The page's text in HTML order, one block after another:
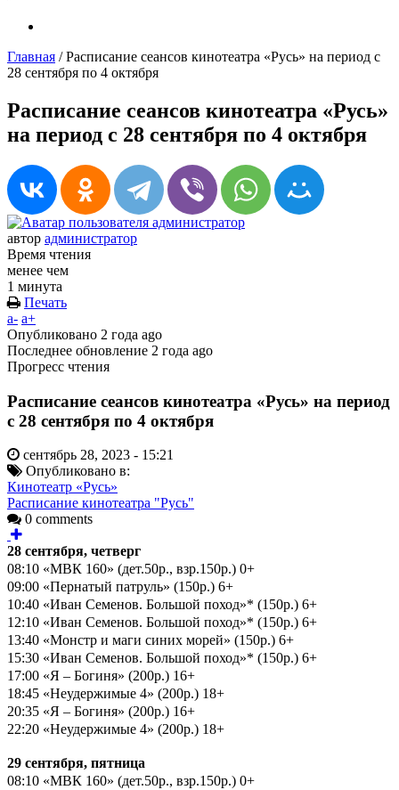
Главная /Расписание сеансов кинотеатра «Русь» на период с
28 сентября по 4 октября
Расписание сеансов кинотеатра «Русь»
на период с 28 сентября по 4 октября
автор администратор
Время чтения
менее чем
1 минута
Печать
a- a+
Опубликовано 2 года ago
Последнее обновление 2 года ago
Прогресс чтения
Расписание сеансов кинотеатра «Русь» на период
с 28 сентября по 4 октября
сентябрь 28, 2023 - 15:21
Опубликовано в:
Кинотеатр «Русь»
Расписание кинотеатра "Русь"
0 comments
28 сентября, четверг
08:10 «МВК 160» (дет.50р., взр.150р.) 0+
09:00 «Пернатый патруль» (150р.) 6+
10:40 «Иван Семенов. Большой поход»* (150р.) 6+
12:10 «Иван Семенов. Большой поход»* (150р.) 6+
13:40 «Монстр и маги синих морей» (150р.) 6+
15:30 «Иван Семенов. Большой поход»* (150р.) 6+
17:00 «Я – Богиня» (200р.) 16+
18:45 «Неудержимые 4» (200р.) 18+
20:35 «Я – Богиня» (200р.) 16+
22:20 «Неудержимые 4» (200р.) 18+
29 сентября, пятница
08:10 «МВК 160» (дет.50р., взр.150р.) 0+